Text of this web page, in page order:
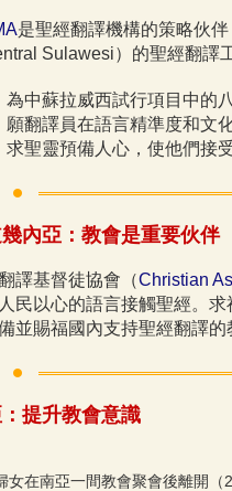
是聖經翻譯機構的策略伙
Sulawesi）的聖經翻譯
為中蘇拉威西試行項目中的
願翻譯員在語言精準度和文
求聖靈預備人心，使他們接
內亞：教會是重要伙伴
譯基督徒協會（Christian
民以心的語言接觸聖經。
並賜福國內支持聖經翻譯的
提升教會意識
女在南亞一間教會聚會後離開（